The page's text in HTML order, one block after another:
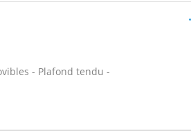
- Plafond tendu -